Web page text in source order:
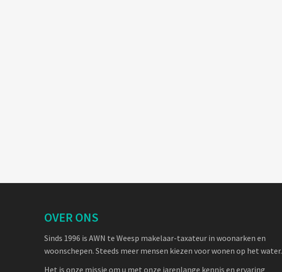
OVER ONS
Sinds 1996 is AWN te Weesp makelaar-taxateur in woonarken en
woonschepen. Steeds meer mensen kiezen voor wonen op het water.
Het is onze missie om u met onze jarenlange kennis en ervaring